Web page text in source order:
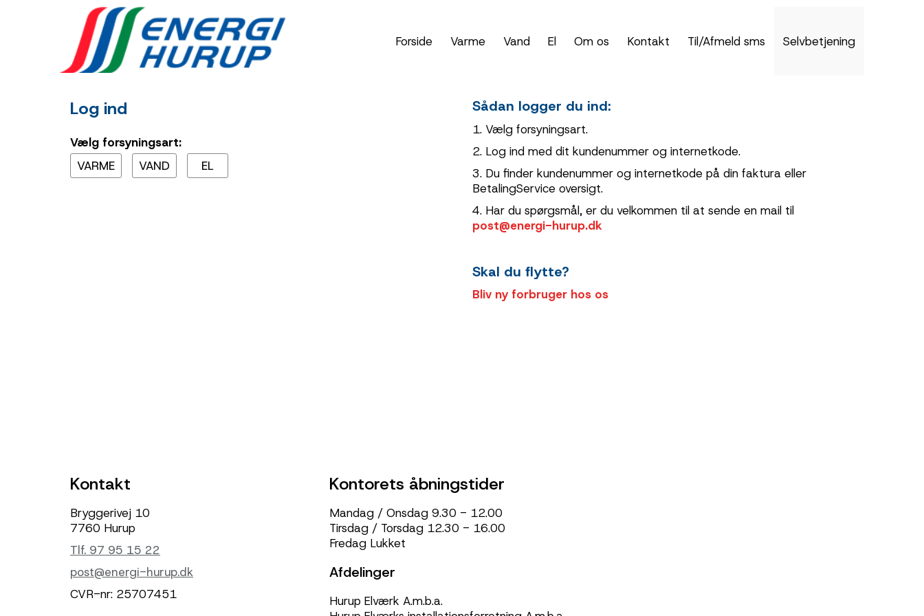
Forside Varme Vand El Om os Kontakt Til/Afmeld sms Selvbetjening
Log ind
Vælg forsyningsart:
VARME
VAND EL
Sådan logger du ind:
1. Vælg forsyningsart.
2. Log ind med dit kundenummer og internetkode.
3. Du finder kundenummer og internetkode på din faktura eller
BetalingService oversigt.
4. Har du spørgsmål, er du velkommen til at sende en mail til
post@energi-hurup.dk
Skal du flytte?
Bliv ny forbruger hos os
Kontakt
Bryggerivej 10
7760 Hurup
Tlf. 97 95 15 22
post@energi-hurup.dk
CVR-nr: 25707451
Kontorets åbningstider
Mandag / Onsdag 9.30 - 12.00
Tirsdag / Torsdag 12.30 - 16.00
Fredag Lukket
Afdelinger
Hurup Elværk A.m.b.a.